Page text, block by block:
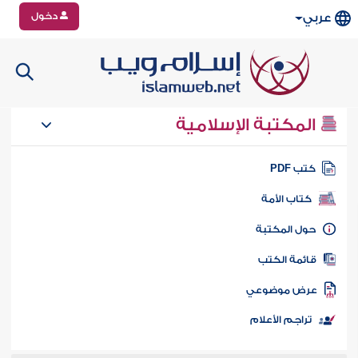
عربي دخول
المكتبة الإسلامية
كتب PDF
كتاب الأمة
المكتبة
الكتب
موضوعي